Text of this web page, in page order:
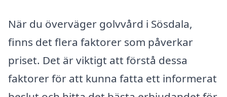
När du överväger golvvård i Sösdala,
finns det flera faktorer som påverkar
priset. Det är viktigt att förstå dessa
faktorer för att kunna fatta ett informerat